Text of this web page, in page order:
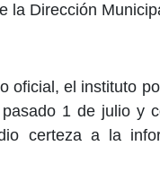
la Dirección
oficial, el instituto
1 de julio y
certeza a la